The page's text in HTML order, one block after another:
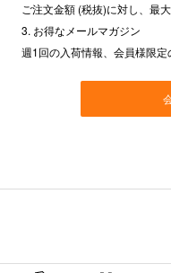
ご注文金額 (税抜)に対し、最
3. お得なメールマガジン
週1回の入荷情報、会員様限定